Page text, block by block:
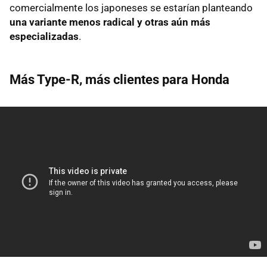
comercialmente los japoneses se estarían planteando
una variante menos radical y otras aún más
especializadas.
Más Type-R, más clientes para Honda